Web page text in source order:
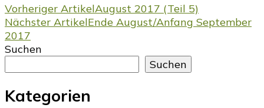
Beitragsnavigation
Vorheriger ArtikelAugust 2017 (Teil 5)
Nächster ArtikelEnde August/Anfang September
2017
Suchen
Suchen
Kategorien